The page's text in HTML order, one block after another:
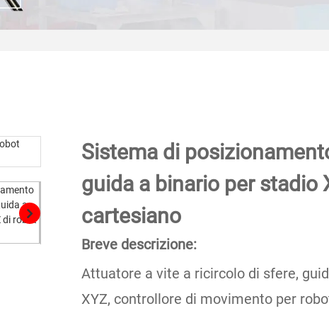
Sistema di
guida a binario per stadio
cartesiano
Breve descrizione:
Attuatore a vite a ricircolo di sfere,
XYZ, controllore di movimento per